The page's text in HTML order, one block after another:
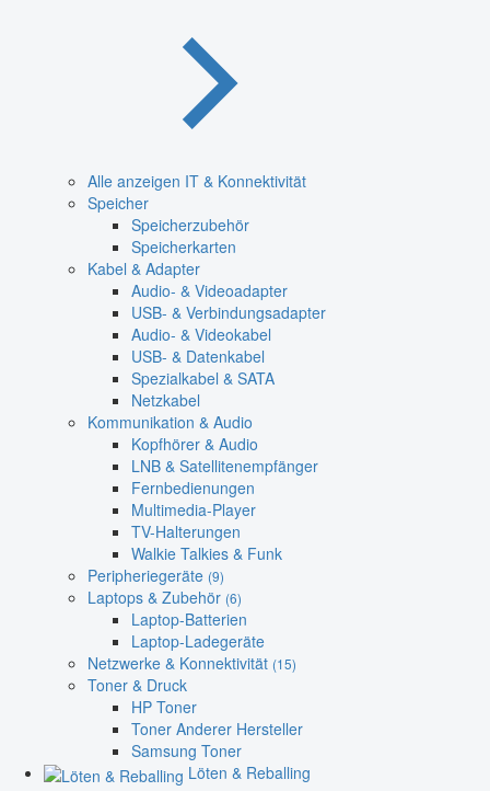
Alle anzeigen IT & Konnektivität
Speicher
Speicherzubehör
Speicherkarten
Kabel & Adapter
Audio- & Videoadapter
USB- & Verbindungsadapter
Audio- & Videokabel
USB- & Datenkabel
Spezialkabel & SATA
Netzkabel
Kommunikation & Audio
Kopfhörer & Audio
LNB & Satellitenempfänger
Fernbedienungen
Multimedia-Player
TV-Halterungen
Walkie Talkies & Funk
Peripheriegeräte (9)
Laptops & Zubehör (6)
Laptop-Batterien
Laptop-Ladegeräte
Netzwerke & Konnektivität (15)
Toner & Druck
HP Toner
Toner Anderer Hersteller
Samsung Toner
Löten & Reballing